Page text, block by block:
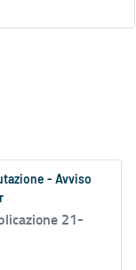
- Avviso
21-